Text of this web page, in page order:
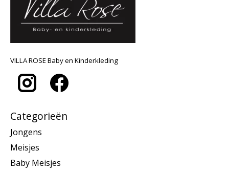
VILLA ROSE Baby en Kinderkleding
Categorieën
Jongens
Meisjes
Baby Meisjes